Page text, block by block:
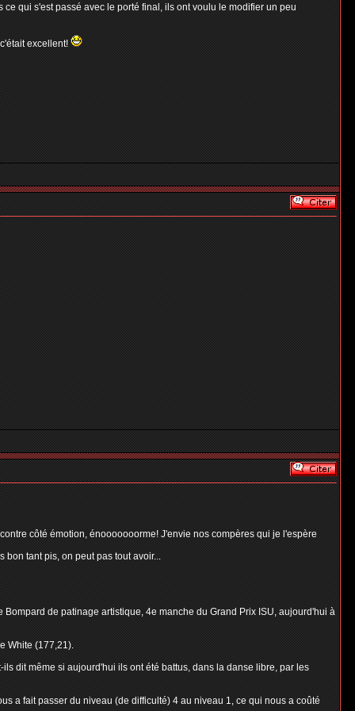
qui s'est passé avec le porté final, ils ont voulu le modifier un peu
excellent!
côté émotion, énooooooorme! J'envie nos compères qui je l'espère
tant pis, on peut pas tout avoir...
de patinage artistique, 4e manche du Grand Prix ISU, aujourd'hui à
White (177,21).
dit même si aujourd'hui ils ont été battus, dans la danse libre, par les
a fait passer du niveau (de difficulté) 4 au niveau 1, ce qui nous a coûté